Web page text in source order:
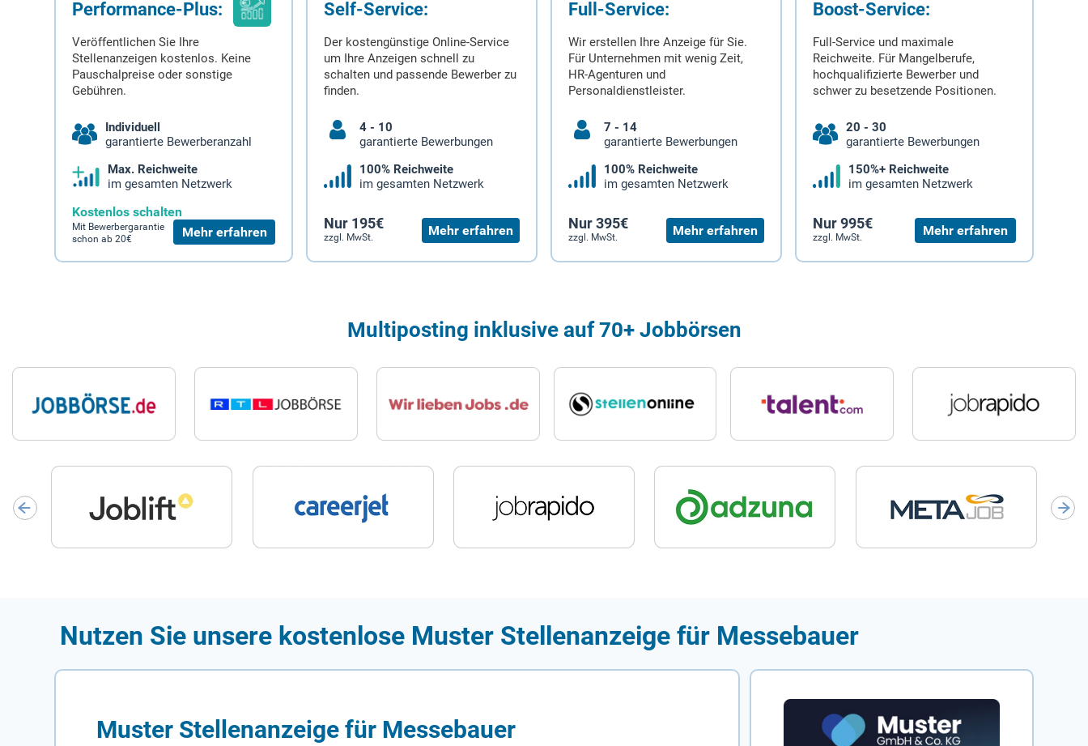
Performance-Plus:
Veröffentlichen Sie Ihre
Stellenanzeigen kostenlos. Keine
Pauschalpreise oder sonstige
Gebühren.
Individuell
garantierte Bewerberanzahl
Max. Reichweite
im gesamten Netzwerk
Kostenlos schalten
Mit Bewerbergarantie
schon ab 20€
Mehr erfahren
Self-Service:
Der kostengünstige Online-Service
um Ihre Anzeigen schnell zu
schalten und passende Bewerber zu
finden.
4 - 10
garantierte Bewerbungen
100% Reichweite
im gesamten Netzwerk
Nur 195€
zzgl. MwSt. Mehr erfahren
Full-Service:
Wir erstellen Ihre Anzeige für Sie.
Für Unternehmen mit wenig Zeit,
HR-Agenturen und
Personaldienstleister.
7 - 14
garantierte Bewerbungen
100% Reichweite
im gesamten Netzwerk
Nur 395€
zzgl. MwSt. Mehr erfahren
Boost-Service:
Full-Service und maximale
Reichweite. Für Mangelberufe,
hochqualifizierte Bewerber und
schwer zu besetzende Positionen.
20 - 30
garantierte Bewerbungen
150%+ Reichweite
im gesamten Netzwerk
Nur 995€
zzgl. MwSt. Mehr erfahren
Multiposting inklusive auf 70+ Jobbörsen
Nutzen Sie unsere kostenlose Muster Stellenanzeige für Messebauer
Muster Stellenanzeige für Messebauer